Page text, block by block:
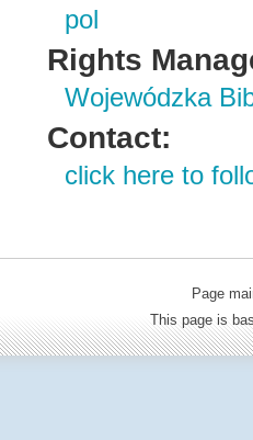
pol
Rights
Wojewódzka
Contact:
click here to
Page
This page is